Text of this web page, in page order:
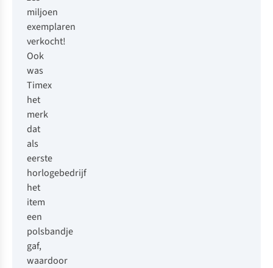
miljoen
exemplaren
verkocht!
Ook
was
Timex
het
merk
dat
als
eerste
horlogebedrijf
het
item
een
polsbandje
gaf,
waardoor